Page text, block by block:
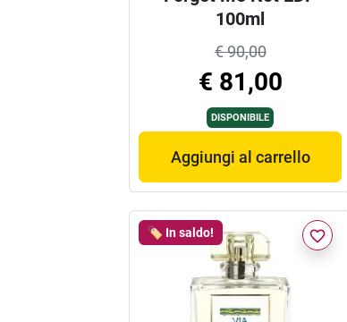
100ml
€ 90,00
€ 81,00
DISPONIBILE
Aggiungi al carrello
🏷️ In saldo! favorite_border